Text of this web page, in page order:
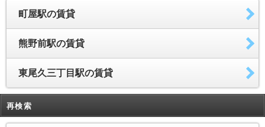
町屋駅の賃貸
熊野前駅の賃貸
東尾久三丁目駅の賃貸
再検索